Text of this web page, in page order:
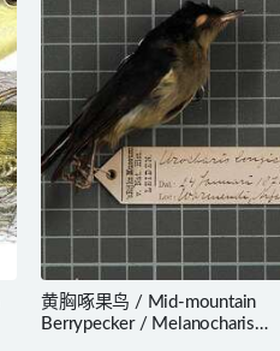
黄胸啄果鸟 / Mid-mountain
Berrypecker / Melanocharis